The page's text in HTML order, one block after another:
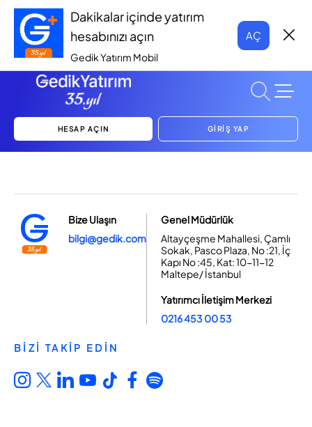
Dakikalar içinde yatırım
hesabınızı açın
Gedik Yatırım Mobil
AÇ
HESAP AÇIN GİRİŞ YAP
Bize Ulaşın
bilgi@gedik.com
Genel Müdürlük
Altayçeşme Mahallesi, Çamlı
Sokak, Pasco Plaza, No :21, İç
Kapı No :45, Kat: 10-11-12
Maltepe/ İstanbul
Yatırımcı İletişim Merkezi
0216 453 00 53
BİZİ TAKİP EDİN